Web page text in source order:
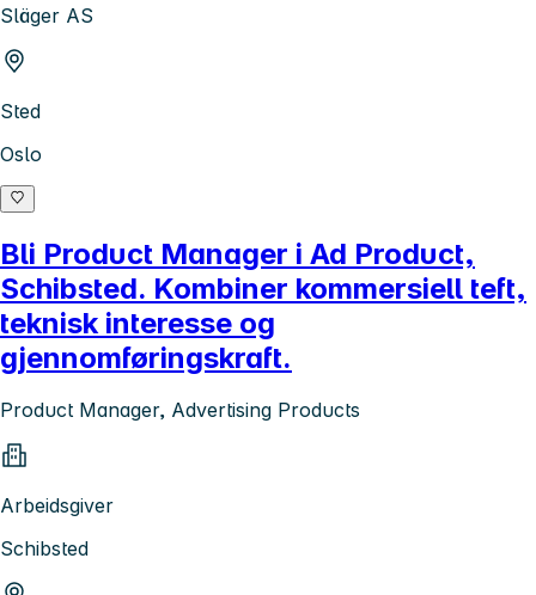
Släger AS
Sted
Oslo
Bli Product Manager i Ad Product,
Schibsted. Kombiner kommersiell teft,
teknisk interesse og
gjennomføringskraft.
Product Manager, Advertising Products
Arbeidsgiver
Schibsted